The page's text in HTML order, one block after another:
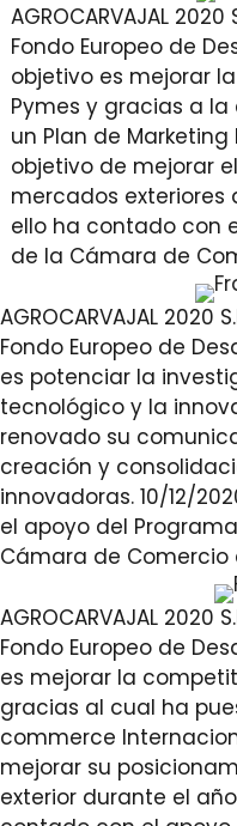
AGROCARVAJAL
Fondo Europeo de
objetivo es mejorar
Pymes y gracias a
un Plan de
objetivo de mejorar
mercados exteriores
ello ha contado con el
de la Cámara de
AGROCARVAJAL
Fondo Europeo de
es potenciar la
tecnológico y la
renovado su
creación y
innovadoras. 10/12/
el apoyo del
Cámara de Comercio
AGROCARVAJAL
Fondo Europeo de
es mejorar la
gracias al cual ha
commerce
mejorar su
exterior durante el